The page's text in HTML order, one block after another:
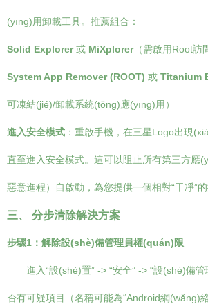
(yīng)用卸載工具。推薦組合：
Solid Explorer或 MiXplorer（需啟用Root訪
System App Remover (ROOT) 或 Titanium
可凍結(jié)/卸載系統(tǒng)應(yīng)用）
進入安全模式 ：重啟手機，在三星Logo出現
直至進入安全模式。這可以阻止所有第三方應
惡意進程）自啟動，為您提供一個相對“干凈”
三、 分步清除解決方案
步驟1：解除設(shè)備管理員權(quán)限
進入“設(shè)置” -> “安全” -> “設(shè)備
否有可疑項目（名稱可能為“Android網(wǎng)